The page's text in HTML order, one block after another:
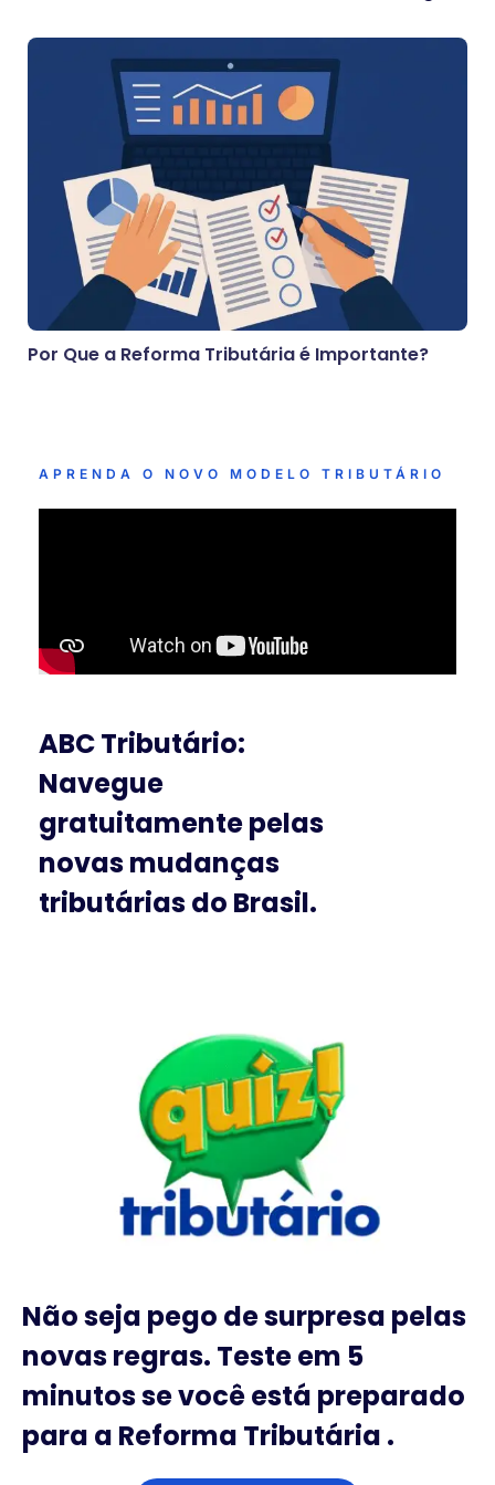
Por Que a Reforma Tributária é Importante?
APRENDA O NOVO MODELO TRIBUTÁRIO
ABC Tributário:
Navegue
gratuitamente pelas
novas mudanças
tributárias do Brasil.
Não seja pego de surpresa pelas
novas regras. Teste em 5
minutos se você está preparado
para a Reforma Tributária .